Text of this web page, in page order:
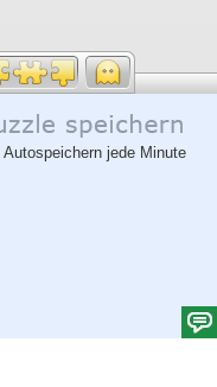
Autospeichern jede Minute